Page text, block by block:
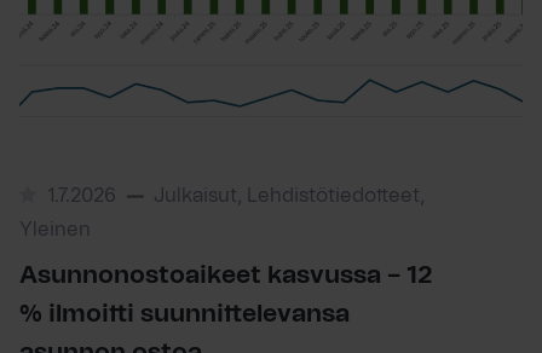
1.7.2026
Julkaisut, Lehdistötiedotteet,
Yleinen
Asunnonostoaikeet kasvussa – 12
% ilmoitti suunnittelevansa